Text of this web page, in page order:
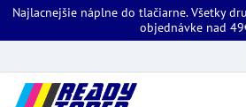
Najlacnejšie náplne do tlačiarne. Všetky
objednávke nad